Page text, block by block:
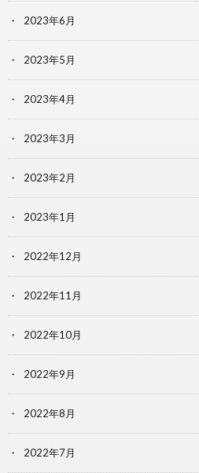
2023年6月
2023年5月
2023年4月
2023年3月
2023年2月
2023年1月
2022年12月
2022年11月
2022年10月
2022年9月
2022年8月
2022年7月